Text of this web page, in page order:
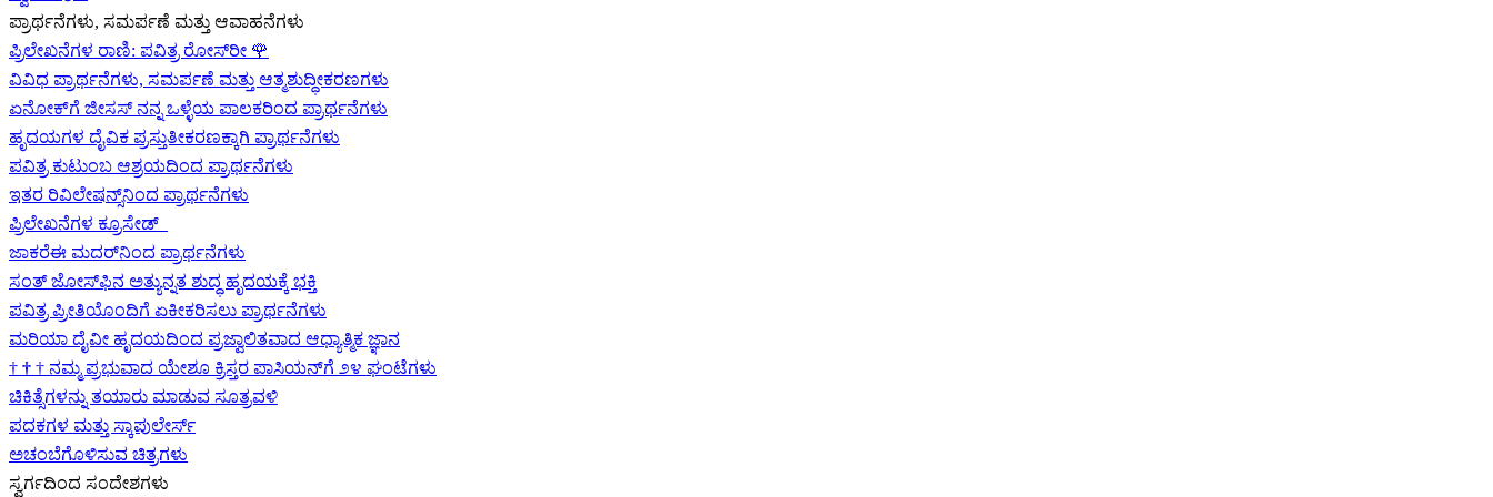
ಪ್ರಾರ್ಥನೆಗಳು, ಸಮರ್ಪಣೆ ಮತ್ತು ಆವಾಹನೆಗಳು
ಪ್ರಿಲೇಖನೆಗಳ ರಾಣಿ: ಪವಿತ್ರ ರೋಸ್‌ರೀ 🌹
ವಿವಿಧ ಪ್ರಾರ್ಥನೆಗಳು, ಸಮರ್ಪಣೆ ಮತ್ತು ಆತ್ಮಶುದ್ಧೀಕರಣಗಳು
ಏನೋಕ್‍ಗೆ ಜೀಸಸ್ ನನ್ನ ಒಳ್ಳೆಯ ಪಾಲಕರಿಂದ ಪ್ರಾರ್ಥನೆಗಳು
ಹೃದಯಗಳ ದೈವಿಕ ಪ್ರಸ್ತುತೀಕರಣಕ್ಕಾಗಿ ಪ್ರಾರ್ಥನೆಗಳು
ಪವಿತ್ರ ಕುಟುಂಬ ಆಶ್ರಯದಿಂದ ಪ್ರಾರ್ಥನೆಗಳು
ಇತರ ರಿವಿಲೇಷನ್ಸ್‌ನಿಂದ ಪ್ರಾರ್ಥನೆಗಳು
ಪ್ರಿಲೇಖನೆಗಳ ಕ್ರೂಸೇಡ್
ಜಾಕರೆಈ ಮದರ್‌ನಿಂದ ಪ್ರಾರ್ಥನೆಗಳು
ಸಂತ್ ಜೋಸ್‌ಫಿನ ಅತ್ಯುನ್ನತ ಶುದ್ಧ ಹೃದಯಕ್ಕೆ ಭಕ್ತಿ
ಪವಿತ್ರ ಪ್ರೀತಿಯೊಂದಿಗೆ ಏಕೀಕರಿಸಲು ಪ್ರಾರ್ಥನೆಗಳು
ಮರಿಯಾ ದೈವೀ ಹೃದಯದಿಂದ ಪ್ರಜ್ವಾಲಿತವಾದ ಆಧ್ಯಾತ್ಮಿಕ ಜ್ಞಾನ
† † † ನಮ್ಮ ಪ್ರಭುವಾದ ಯೇಶೂ ಕ್ರಿಸ್ತರ ಪಾಸಿಯನ್‌ಗೆ ೨೪ ಘಂಟೆಗಳು
ಚಿಕಿತ್ಸೆಗಳನ್ನು ತಯಾರು ಮಾಡುವ ಸೂತ್ರವಳಿ
ಪದಕಗಳ ಮತ್ತು ಸ್ಕಾಪುಲೇರ್ಸ್
ಅಚಂಬೆಗೊಳಿಸುವ ಚಿತ್ರಗಳು
ಸ್ವರ್ಗದಿಂದ ಸಂದೇಶಗಳು